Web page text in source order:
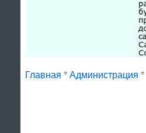
Главная * Администрация *